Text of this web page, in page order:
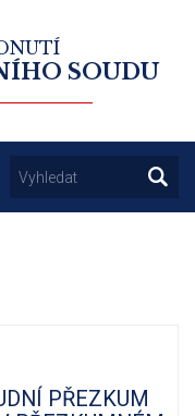
SOUDU
PŘEZKUM